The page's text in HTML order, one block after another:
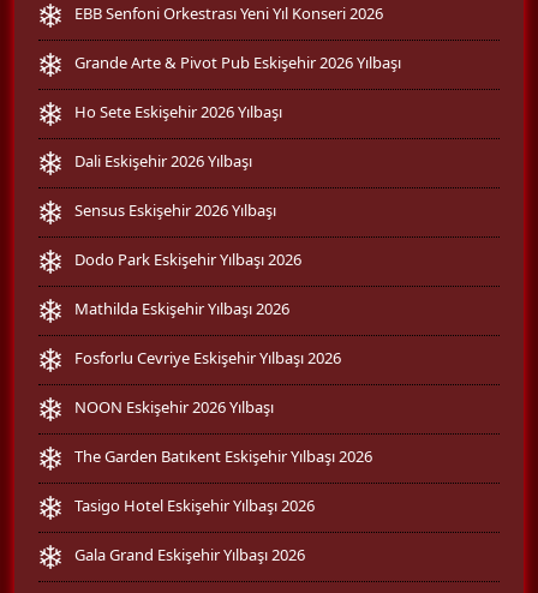
EBB Senfoni Orkestrası Yeni Yıl Konseri 2026
Grande Arte & Pivot Pub Eskişehir 2026 Yılbaşı
Ho Sete Eskişehir 2026 Yılbaşı
Dali Eskişehir 2026 Yılbaşı
Sensus Eskişehir 2026 Yılbaşı
Dodo Park Eskişehir Yılbaşı 2026
Mathilda Eskişehir Yılbaşı 2026
Fosforlu Cevriye Eskişehir Yılbaşı 2026
NOON Eskişehir 2026 Yılbaşı
The Garden Batıkent Eskişehir Yılbaşı 2026
Tasigo Hotel Eskişehir Yılbaşı 2026
Gala Grand Eskişehir Yılbaşı 2026